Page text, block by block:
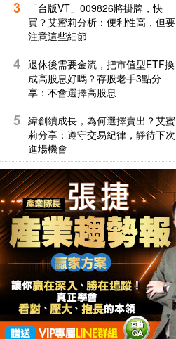
「台版VT」009826將掛牌，快
買？艾蜜莉分析：便利性高，但要
注意這些細節
退休後需要金流，把市值型ETF換
成高股息好嗎？存股老手3點分
享：不會選擇高股息
緯創續成長，為何選擇賣出？艾蜜
莉分享：遵守交易紀律，靜待下次
進場機會